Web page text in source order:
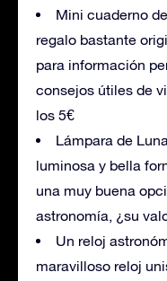
Mini cuaderno
regalo bastante
para información
consejos útiles de
los 5€
Lámpara de
luminosa y bella
una muy buena
astronomía, ¿su
Un reloj
maravilloso reloj